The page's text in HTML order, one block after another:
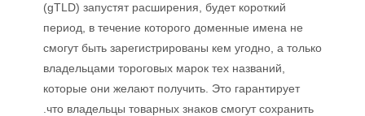
(gTLD) запустят расширения, будет короткий
период, в течение которого доменные имена не
смогут быть зарегистрированы кем угодно, а только
владельцами тороговых марок тех названий,
которые они желают получить. Это гарантирует
.что владельцы товарных знаков смогут сохранить